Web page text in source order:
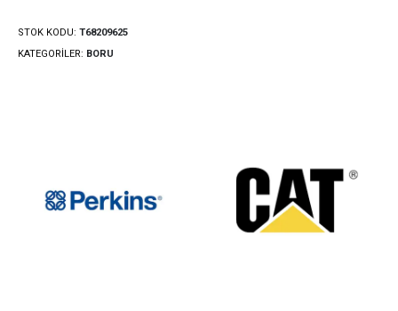
STOK KODU: T68209625
KATEGORILER: BORU